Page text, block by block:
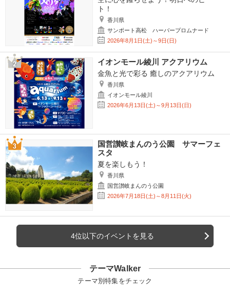
ト！
香川県
サンポート高松 ハーバープロムナード
2026年8月1日(土)～9日(日)
イオンモール綾川 アクアリウム
金魚と光で彩る 癒しのアクアリウム
香川県
イオンモール綾川
2026年6月13日(土)～9月13日(日)
国営讃岐まんのう公園 サマーフェ
スタ
夏を楽しもう！
香川県
国営讃岐まんのう公園
2026年7月18日(土)～8月11日(火)
4位以下のイベントを見る
テーマWalker
テーマ別特集をチェック